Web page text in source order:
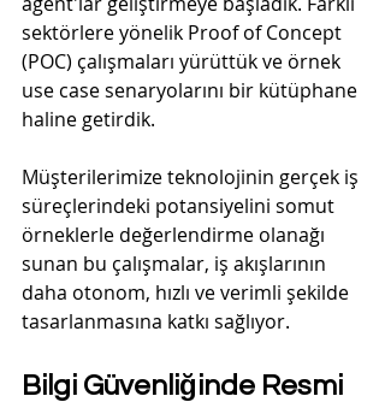
sektörlere yönelik Proof of Concept
(POC) çalışmaları yürüttük ve örnek
use case senaryolarını bir kütüphane
haline getirdik.
Müşterilerimize teknolojinin gerçek iş
süreçlerindeki potansiyelini somut
örneklerle değerlendirme olanağı
sunan bu çalışmalar, iş akışlarının
daha otonom, hızlı ve verimli şekilde
tasarlanmasına katkı sağlıyor.
Bilgi Güvenliğinde Resmi